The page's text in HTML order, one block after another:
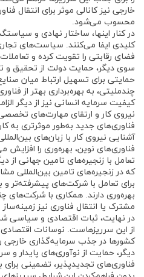
خارجی نیز کانالی موثر برای انتقال
محسوب می‌شود.
در کنار اینها، ساختار نهادی و
کلیدی ایفا می‌کنند. سیاست‌های
فضای رقابتی را تقویت کرده و
سوی دیگر، حمایت دولت از تحقیق و
حمایتی برای تسهیل ارتباط میان
چندملیتی، به بهره‌برداری بهتر از
کیفیت سرمایه انسانی نیز از دیگر
نیروی کار و ارتقای مهارت‌های
فناوری‌های جدید به‌طور موثرتری به
آشنایی نیروی کار با زبان‌های
فناوری‌های نوین، بهره‌وری را افزایش
تعامل با زنجیره‌های تامین جهانی از
که در زنجیره‌های تامین بین‌المللی
برای تعامل با شرکت‌های پیشرفته‌تر و
بهره‌وری دارند. همکاری با شرکت‌های
مشترک یا انتقال فناوری نیز
در نهایت، ثبات اقتصادی و سیاسی
از این سرریزهاست. نوسانات
کشورها در جذب سرمایه‌گذاری
دیگر، حمایت از نوآوری‌های پایدار و
فناوری‌های تجدیدپذیر، تضمینی برای